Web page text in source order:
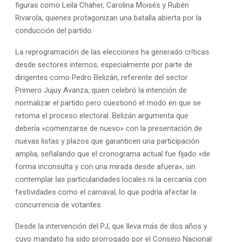
figuras como Leila Chaher, Carolina Moisés y Rubén
Rivarola, quienes protagonizan una batalla abierta por la
conducción del partido.
La reprogramación de las elecciones ha generado críticas
desde sectores internos, especialmente por parte de
dirigentes como Pedro Belizán, referente del sector
Primero Jujuy Avanza, quien celebró la intención de
normalizar el partido pero cuestionó el modo en que se
retoma el proceso electoral. Belizán argumenta que
debería «comenzarse de nuevo» con la presentación de
nuevas listas y plazos que garanticen una participación
amplia, señalando que el cronograma actual fue fijado «de
forma inconsulta y con una mirada desde afuera», sin
contemplar las particularidades locales ni la cercanía con
festividades como el carnaval, lo que podría afectar la
concurrencia de votantes.
Desde la intervención del PJ, que lleva más de dos años y
cuyo mandato ha sido prorrogado por el Consejo Nacional